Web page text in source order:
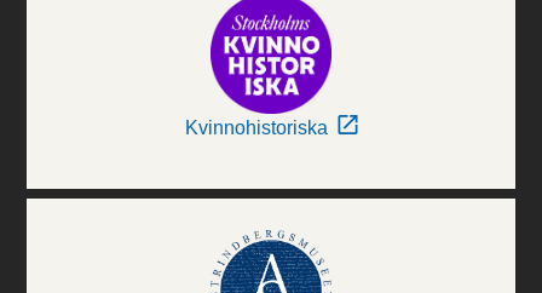
Kvinnohistoriska